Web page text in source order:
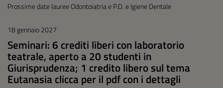
Prossime date lauree Odontoiatria e P.D. e Igiene Dentale
18 gennaio 2027
Seminari: 6 crediti liberi con laboratorio
teatrale, aperto a 20 studenti in
Giurisprudenza; 1 credito libero sul tema
Eutanasia clicca per il pdf con i dettagli